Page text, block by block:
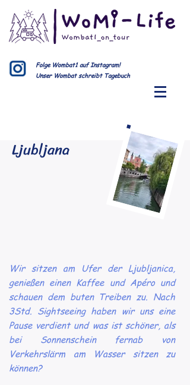
Folge Wombat1 auf Instagram!
Unser Wombat schreibt Tagebuch
Ljubljana
Wir sitzen am Ufer der Ljubljanica,
genießen einen Kaffee und Apéro und
schauen dem buten Treiben zu. Nach
3Std. Sightseeing haben wir uns eine
Pause verdient und was ist schöner, als
bei Sonnenschein fernab von
Verkehrslärm am Wasser sitzen zu
können?